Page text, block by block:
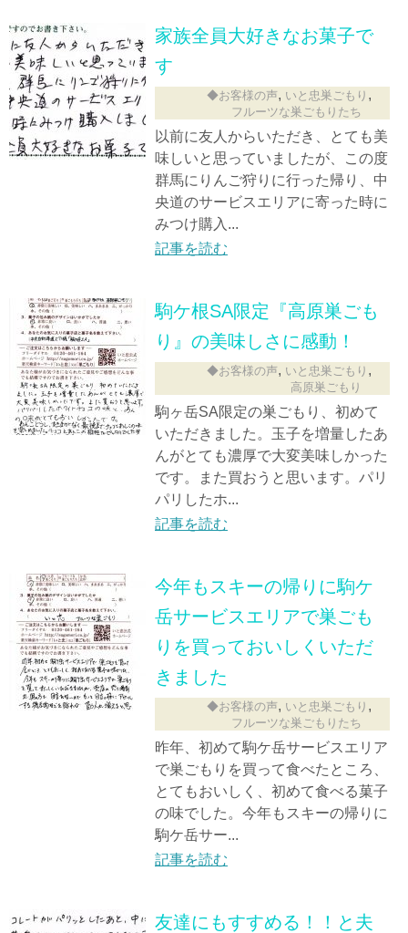
家族全員大好きなお菓子で
す
◆お客様の声, いと忠巣ごもり ,
フルーツな巣ごもりたち
以前に友人からいただき、とても美
味しいと思っていましたが、この度
群馬にりんご狩りに行った帰り、中
央道のサービスエリアに寄った時に
みつけ購入...
記事を読む
駒ケ根SA限定『高原巣ごも
り』の美味しさに感動！
◆お客様の声, いと忠巣ごもり ,
高原巣ごもり
駒ヶ岳SA限定の巣ごもり、初めて
いただきました。玉子を増量したあ
んがとても濃厚で大変美味しかった
です。また買おうと思います。パリ
パリしたホ...
記事を読む
今年もスキーの帰りに駒ケ
岳サービスエリアで巣ごも
りを買っておいしくいただ
きました
◆お客様の声, いと忠巣ごもり ,
フルーツな巣ごもりたち
昨年、初めて駒ケ岳サービスエリア
で巣ごもりを買って食べたところ、
とてもおいしく、初めて食べる菓子
の味でした。今年もスキーの帰りに
駒ケ岳サー...
記事を読む
友達にもすすめる！！と夫